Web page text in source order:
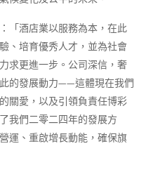
「酒店業以服務為本，在此
、培育優秀人才，並為社會
求更進一步。公司深信，奢
的發展動力——這體現在我們
關愛，以及引領負責任博彩
我們二零二四年的發展方
運、重啟增長動能，確保旗